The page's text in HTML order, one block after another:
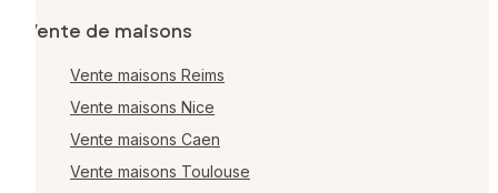
Vente de maisons
Vente maisons Reims
Vente maisons Nice
Vente maisons Caen
Vente maisons Toulouse